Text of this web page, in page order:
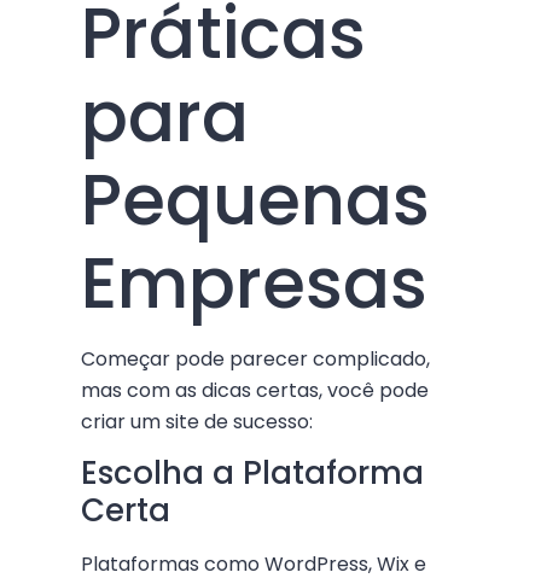
Práticas
para
Pequenas
Empresas
Começar pode parecer complicado,
mas com as dicas certas, você pode
criar um site de sucesso:
Escolha a Plataforma
Certa
Plataformas como WordPress, Wix e